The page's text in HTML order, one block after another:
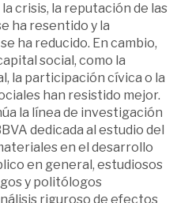
crisis, la reputación de las
ha resentido y la
ha reducido. En cambio,
social, como la
la participación cívica o la
han resistido mejor.
la línea de investigación
dedicada al estudio del
en el desarrollo
en general, estudiosos
y politólogos
riguroso de efectos